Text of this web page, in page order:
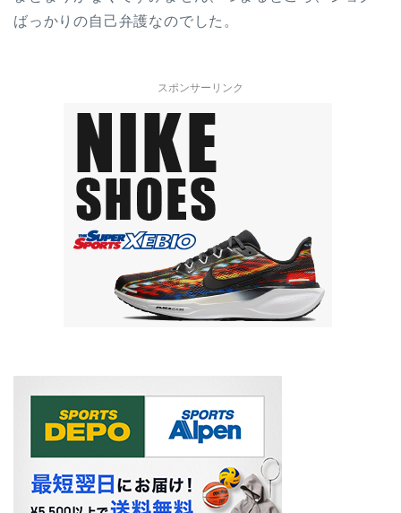
ばっかりの自己弁護なのでした。
スポンサーリンク